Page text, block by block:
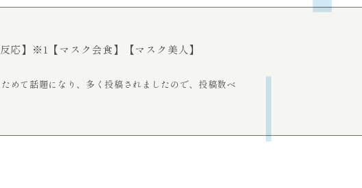
反応】※1 【マスク会食】
【マスク美人】
めて話題になり、多く投稿されましたので、投稿数ベ